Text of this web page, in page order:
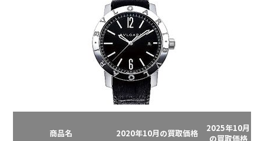
商品名 2020年10月の買取価格
2025年10月
の買取価格